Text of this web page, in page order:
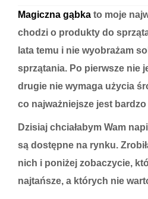
Magiczna gąbka to moje
chodzi o produkty do
lata temu i nie wyobrażam
sprzątania. Po pierwsze nie
drugie nie wymaga użycia
co najważniejsze jest
Dzisiaj chciałabym Wam
są dostępne na rynku.
nich i poniżej zobaczycie,
najtańsze, a których nie